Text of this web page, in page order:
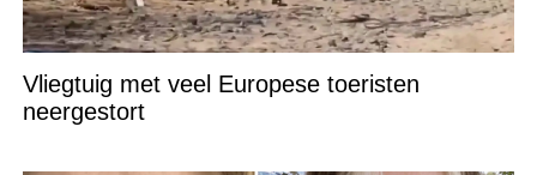
Vliegtuig met veel Europese toeristen
neergestort